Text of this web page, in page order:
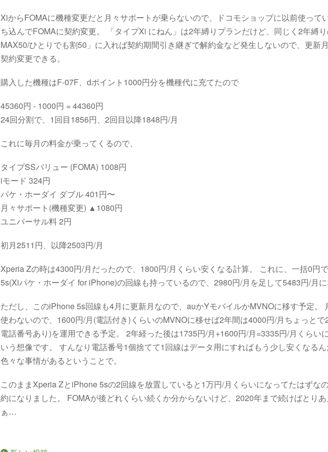
XiからFOMAに機種変更だと月々サポートが乗らないので、ドコモショップに以前使って
ち込んでFOMAに契約変更。 「タイプXi にねん」は2年縛りプランだけど、同じく2年縛
MAX50/ひとりでも割50」に入れば契約期間引き継ぎで解約金など発生しないので、更新
契約変更できる。
購入した機種はF-07F、dポイント1000円分を機種代に充てたので
45360円 - 1000円 = 44360円
24回分割で、1回目1856円、2回目以降1848円/月
これに毎月の料金が乗ってくるので、
タイプSSバリュー (FOMA) 1008円
iモード 324円
パケ・ホーダイ ダブル 401円〜
月々サポート(機種変更) ▲1080円
ユニバーサル料 2円
初月2511円、以降2503円/月
Xperia Zの時は4300円/月だったので、1800円/月くらい安くなる計算。 これに、一括0円
5s(Xiパケ・ホーダイ for iPhone)の回線も持っているので、2980円/月を足して5483円/月に
ただし、このiPhone 5s回線も4月に更新月なので、auかYモバイルかMVNOに移す予定。
使わないので、1600円/月(電話付き)くらいのMVNOに移せば2年間は4000円/月ちょっとで
電話番号あり)を運用できる予定。 2年経った後は1735円/月+1600円/月=3335円/月くらい
いう想像です。 すんなり電話番号1個捨てて1回線はデータ用にすればもう少し安くなる
色々な事情があるということで。
このままXperia ZとiPhone 5sの2回線を放置していると1万円/月くらいになってたはずな
約になりました。 FOMAが後どれくらい続くか分からないけど、2020年まで続けばとり
ぁ…